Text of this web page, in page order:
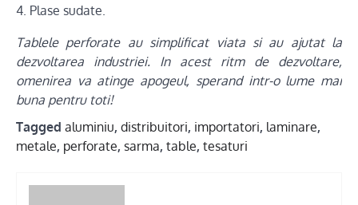
4. Plase sudate.
Tablele perforate au simplificat viata si au ajutat la
dezvoltarea industriei. In acest ritm de dezvoltare,
omenirea va atinge apogeul, sperand intr-o lume mai
buna pentru toti!
Tagged aluminiu, distribuitori, importatori, laminare,
metale, perforate, sarma, table, tesaturi